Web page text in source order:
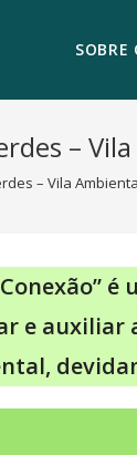
SOBRE
–
– Vila
e